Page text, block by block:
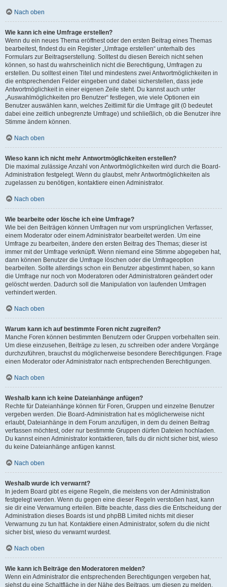
Nach oben
Wie kann ich eine Umfrage erstellen?
Wenn du ein neues Thema eröffnest oder den ersten Beitrag eines Themas
bearbeitest, findest du ein Register „Umfrage erstellen“ unterhalb des
Formulars zur Beitragserstellung. Solltest du diesen Bereich nicht sehen
können, so hast du wahrscheinlich nicht die Berechtigung, Umfragen zu
erstellen. Du solltest einen Titel und mindestens zwei Antwortmöglichkeiten in
die entsprechenden Felder eingeben und dabei sicherstellen, dass jede
Antwortmöglichkeit in einer eigenen Zeile steht. Du kannst auch unter
„Auswahlmöglichkeiten pro Benutzer“ festlegen, wie viele Optionen ein
Benutzer auswählen kann, welches Zeitlimit für die Umfrage gilt (0 bedeutet
dabei eine zeitlich unbegrenzte Umfrage) und schließlich, ob die Benutzer ihre
Stimme ändern können.
Nach oben
Wieso kann ich nicht mehr Antwortmöglichkeiten erstellen?
Die maximal zulässige Anzahl von Antwortmöglichkeiten wird durch die Board-
Administration festgelegt. Wenn du glaubst, mehr Antwortmöglichkeiten als
zugelassen zu benötigen, kontaktiere einen Administrator.
Nach oben
Wie bearbeite oder lösche ich eine Umfrage?
Wie bei den Beiträgen können Umfragen nur vom ursprünglichen Verfasser,
einem Moderator oder einem Administrator bearbeitet werden. Um eine
Umfrage zu bearbeiten, ändere den ersten Beitrag des Themas; dieser ist
immer mit der Umfrage verknüpft. Wenn niemand eine Stimme abgegeben hat,
dann können Benutzer die Umfrage löschen oder die Umfrageoption
bearbeiten. Sollte allerdings schon ein Benutzer abgestimmt haben, so kann
die Umfrage nur noch von Moderatoren oder Administratoren geändert oder
gelöscht werden. Dadurch soll die Manipulation von laufenden Umfragen
verhindert werden.
Nach oben
Warum kann ich auf bestimmte Foren nicht zugreifen?
Manche Foren können bestimmten Benutzern oder Gruppen vorbehalten sein.
Um diese einzusehen, Beiträge zu lesen, zu schreiben oder andere Vorgänge
durchzuführen, brauchst du möglicherweise besondere Berechtigungen. Frage
einen Moderator oder Administrator nach entsprechenden Berechtigungen.
Nach oben
Weshalb kann ich keine Dateianhänge anfügen?
Rechte für Dateianhänge können für Foren, Gruppen und einzelne Benutzer
vergeben werden. Die Board-Administration hat es möglicherweise nicht
erlaubt, Dateianhänge in dem Forum anzufügen, in dem du deinen Beitrag
verfassen möchtest, oder nur bestimmte Gruppen dürfen Dateien hochladen.
Du kannst einen Administrator kontaktieren, falls du dir nicht sicher bist, wieso
du keine Dateianhänge anfügen kannst.
Nach oben
Weshalb wurde ich verwarnt?
In jedem Board gibt es eigene Regeln, die meistens von der Administration
festgelegt werden. Wenn du gegen eine dieser Regeln verstoßen hast, kann
sie dir eine Verwarnung erteilen. Bitte beachte, dass dies die Entscheidung der
Administration dieses Boards ist und phpBB Limited nichts mit dieser
Verwarnung zu tun hat. Kontaktiere einen Administrator, sofern du die nicht
sicher bist, wieso du verwarnt wurdest.
Nach oben
Wie kann ich Beiträge den Moderatoren melden?
Wenn ein Administrator die entsprechenden Berechtigungen vergeben hat,
siehst du eine Schaltfläche in der Nähe des Beitrags, um diesen zu melden.